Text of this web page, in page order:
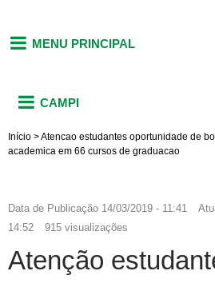
MENU PRINCIPAL
CAMPI
Início >Atencao estudantes oportunidade de
academica em 66 cursos de graduacao
Data de Publicação 14/03/2019 - 11:41
14:52
915 visualizações
Atenção